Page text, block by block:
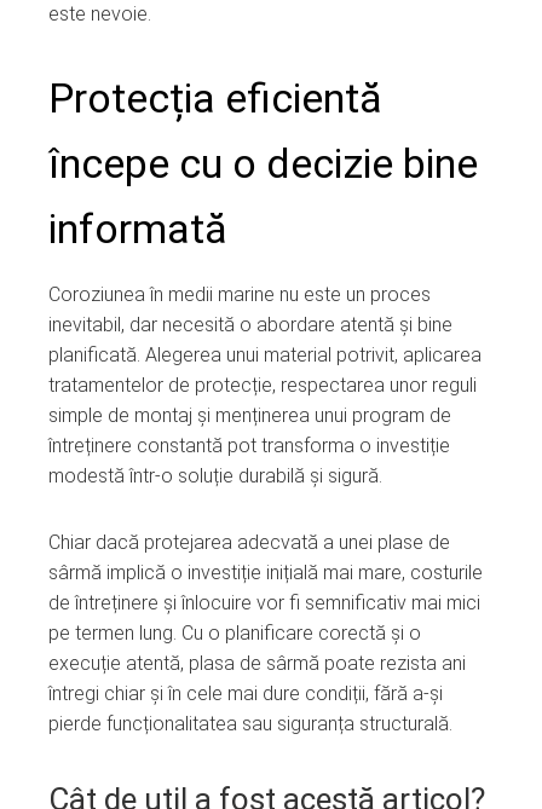
este nevoie.
Protecția eficientă
începe cu o decizie bine
informată
Coroziunea în medii marine nu este un proces
inevitabil, dar necesită o abordare atentă și bine
planificată. Alegerea unui material potrivit, aplicarea
tratamentelor de protecție, respectarea unor reguli
simple de montaj și menținerea unui program de
întreținere constantă pot transforma o investiție
modestă într-o soluție durabilă și sigură.
Chiar dacă protejarea adecvată a unei plase de
sârmă implică o investiție inițială mai mare, costurile
de întreținere și înlocuire vor fi semnificativ mai mici
pe termen lung. Cu o planificare corectă și o
execuție atentă, plasa de sârmă poate rezista ani
întregi chiar și în cele mai dure condiții, fără a-și
pierde funcționalitatea sau siguranța structurală.
Cât de util a fost acestă articol?